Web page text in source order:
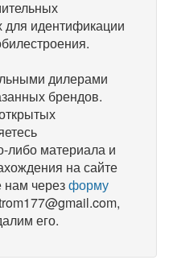
идентификации
дилерами
брендов.
либо материала и
на сайте
черезформу
его.